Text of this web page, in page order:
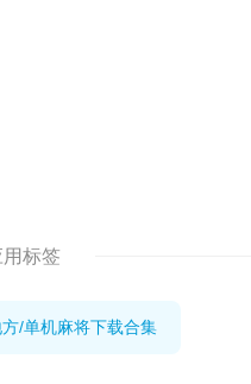
用标签
/单机麻将下载合集